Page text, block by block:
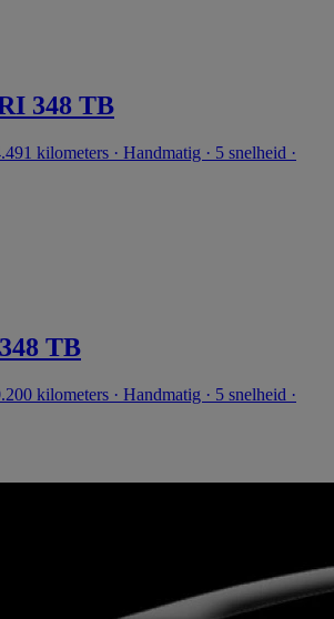
348 TB
kilometers · Handmatig · 5 snelheid ·
TB
kilometers · Handmatig · 5 snelheid ·